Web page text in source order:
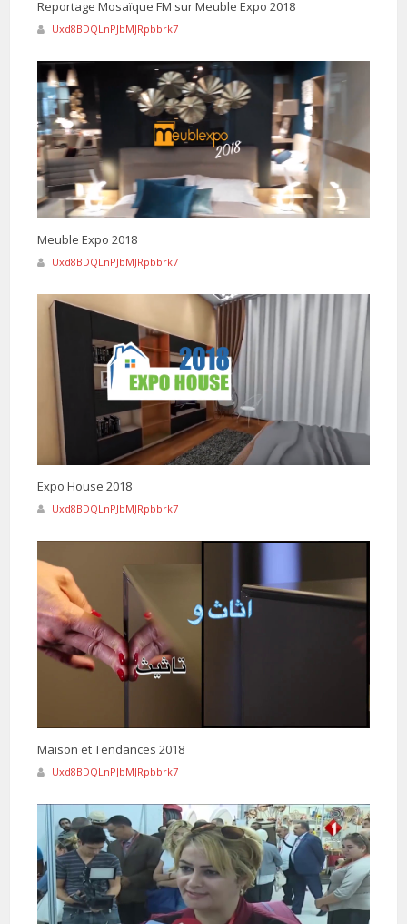
Reportage Mosaïque FM sur Meuble Expo 2018
Uxd8BDQLnPJbMJRpbbrk7
Meuble Expo 2018
Uxd8BDQLnPJbMJRpbbrk7
Expo House 2018
Uxd8BDQLnPJbMJRpbbrk7
Maison et Tendances 2018
Uxd8BDQLnPJbMJRpbbrk7